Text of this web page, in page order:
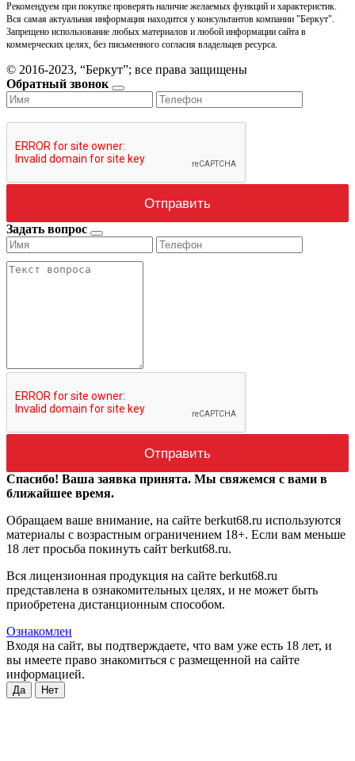
Рекомендуем при покупке проверять наличие желаемых функций и характеристик.
Вся самая актуальная информация находится у консультантов компании "Беркут".
Запрещено использование любых материалов и любой информации сайта в
коммерческих целях, без письменного согласия владельцев ресурса.
© 2016-2023, “Беркут”; все права защищены
Обратный звонок
Задать вопрос
Спасибо! Ваша заявка принята. Мы свяжемся с вами в
ближайшее время.
Обращаем ваше внимание, на сайте berkut68.ru используются
материалы с возрастным ограничением 18+. Если вам меньше
18 лет просьба покинуть сайт berkut68.ru.
Вся лицензионная продукция на сайте berkut68.ru
представлена в ознакомительных целях, и не может быть
приобретена дистанционным способом.
Ознакомлен
Входя на сайт, вы подтверждаете, что вам уже есть 18 лет, и
вы имеете право знакомиться с размещенной на сайте
информацией.